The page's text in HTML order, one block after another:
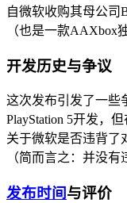
自微软收购其母公司
（也是一款AAXbox
开发历史与争议
这次发布引发了一些
PlayStation 5开发，
关于微软是否违背了
（简而言之：并没有
发布时间与评价